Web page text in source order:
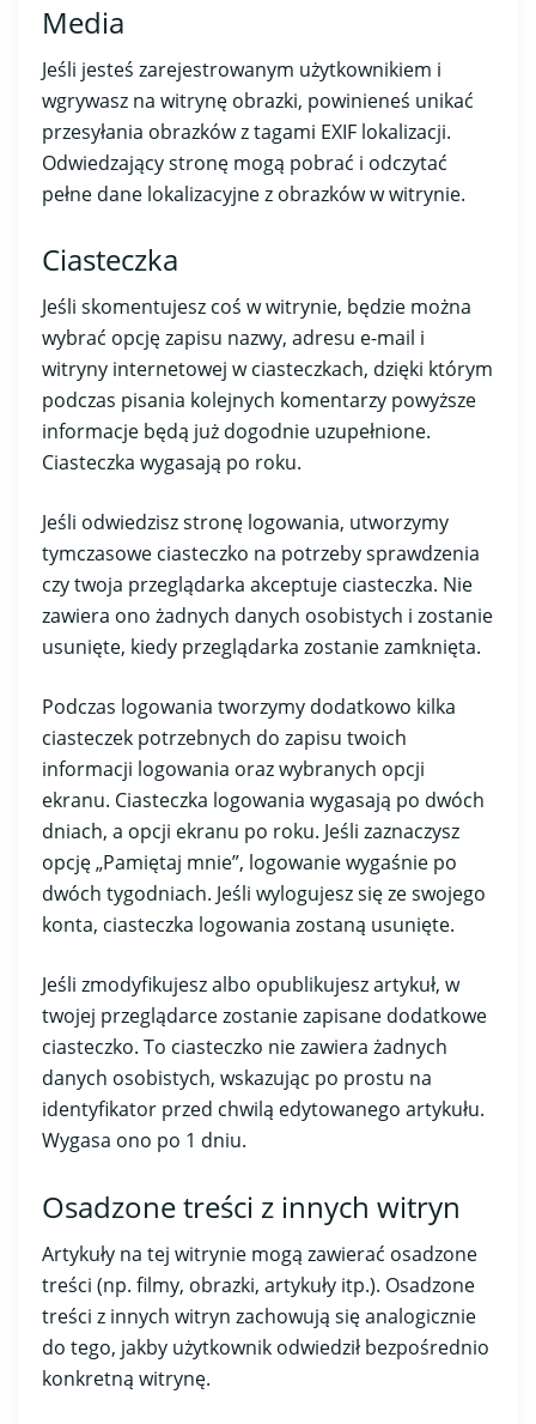
Media
Jeśli jesteś zarejestrowanym użytkownikiem i
wgrywasz na witrynę obrazki, powinieneś unikać
przesyłania obrazków z tagami EXIF lokalizacji.
Odwiedzający stronę mogą pobrać i odczytać
pełne dane lokalizacyjne z obrazków w witrynie.
Ciasteczka
Jeśli skomentujesz coś w witrynie, będzie można
wybrać opcję zapisu nazwy, adresu e-mail i
witryny internetowej w ciasteczkach, dzięki którym
podczas pisania kolejnych komentarzy powyższe
informacje będą już dogodnie uzupełnione.
Ciasteczka wygasają po roku.
Jeśli odwiedzisz stronę logowania, utworzymy
tymczasowe ciasteczko na potrzeby sprawdzenia
czy twoja przeglądarka akceptuje ciasteczka. Nie
zawiera ono żadnych danych osobistych i zostanie
usunięte, kiedy przeglądarka zostanie zamknięta.
Podczas logowania tworzymy dodatkowo kilka
ciasteczek potrzebnych do zapisu twoich
informacji logowania oraz wybranych opcji
ekranu. Ciasteczka logowania wygasają po dwóch
dniach, a opcji ekranu po roku. Jeśli zaznaczysz
opcję „Pamiętaj mnie”, logowanie wygaśnie po
dwóch tygodniach. Jeśli wylogujesz się ze swojego
konta, ciasteczka logowania zostaną usunięte.
Jeśli zmodyfikujesz albo opublikujesz artykuł, w
twojej przeglądarce zostanie zapisane dodatkowe
ciasteczko. To ciasteczko nie zawiera żadnych
danych osobistych, wskazując po prostu na
identyfikator przed chwilą edytowanego artykułu.
Wygasa ono po 1 dniu.
Osadzone treści z innych witryn
Artykuły na tej witrynie mogą zawierać osadzone
treści (np. filmy, obrazki, artykuły itp.). Osadzone
treści z innych witryn zachowują się analogicznie
do tego, jakby użytkownik odwiedził bezpośrednio
konkretną witrynę.